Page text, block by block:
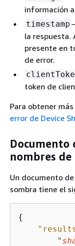
información
timestamp
la respuesta.
presente en
de error.
token de
Para obtener
error de Device
Documento
nombres de
Un documento
sombra tiene el
{
"